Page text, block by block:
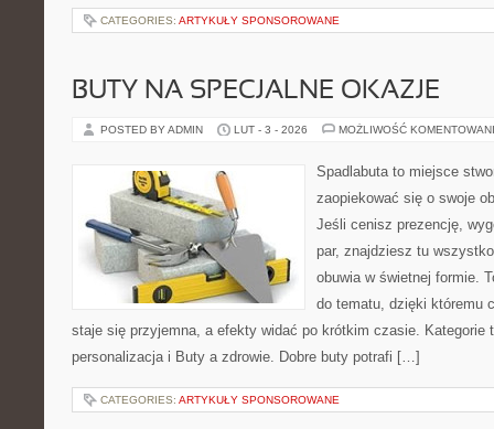
CATEGORIES: ARTYKUŁY SPONSOROWANE
BUTY NA SPECJALNE OKAZJE
POSTED BY ADMIN LUT - 3 - 2026 MOŻLIWOŚĆ
Spadlabuta to miejsce
zaopiekować się o swoje
Jeśli cenisz prezencję,
par, znajdziesz tu
obuwia w świetnej formie.
do tematu, dzięki któremu
staje się przyjemna, a efekty widać po krótkim czasie. Kategorie
personalizacja i Buty a zdrowie. Dobre buty potrafi […]
CATEGORIES: ARTYKUŁY SPONSOROWANE